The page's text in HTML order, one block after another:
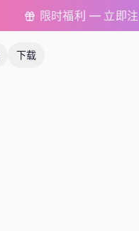
限时福利 — 立即
下载